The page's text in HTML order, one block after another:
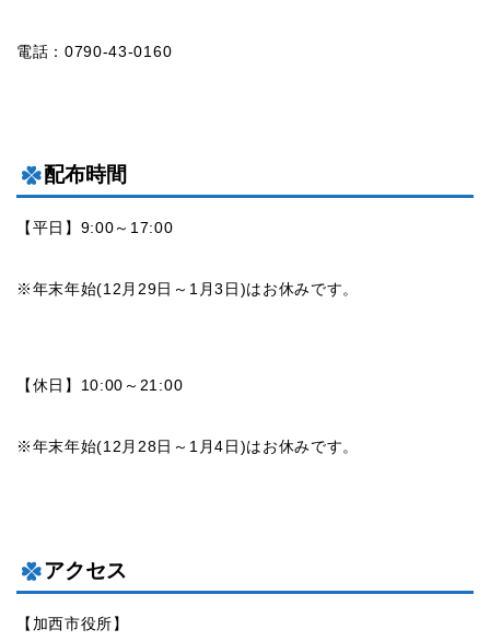
電話：0790-43-0160
配布時間
【平日】9:00～17:00
※年末年始(12月29日～1月3日)はお休みです。
【休日】10:00～21:00
※年末年始(12月28日～1月4日)はお休みです。
アクセス
【加西市役所】